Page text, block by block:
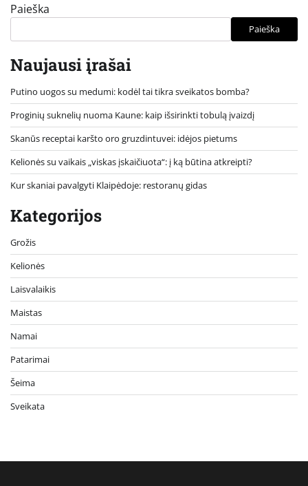
Paieška
Paieška
Naujausi įrašai
Putino uogos su medumi: kodėl tai tikra sveikatos bomba?
Proginių suknelių nuoma Kaune: kaip išsirinkti tobulą įvaizdį
Skanūs receptai karšto oro gruzdintuvei: idėjos pietums
Kelionės su vaikais „viskas įskaičiuota“: į ką būtina atkreipti?
Kur skaniai pavalgyti Klaipėdoje: restoranų gidas
Kategorijos
Grožis
Kelionės
Laisvalaikis
Maistas
Namai
Patarimai
Šeima
Sveikata